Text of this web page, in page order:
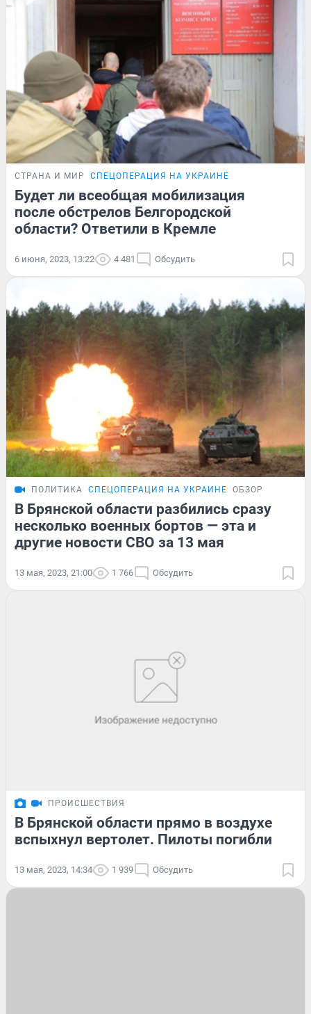
СТРАНА И МИР СПЕЦОПЕРАЦИЯ НА УКРАИНЕ
Будет ли всеобщая мобилизация
после обстрелов Белгородской
области? Ответили в Кремле
6 июня, 2023, 13:22 4 481 Обсудить
ПОЛИТИКА СПЕЦОПЕРАЦИЯ НА УКРАИНЕ ОБЗОР
В Брянской области разбились сразу
несколько военных бортов — эта и
другие новости СВО за 13 мая
13 мая, 2023, 21:00 1 766 Обсудить
ПРОИСШЕСТВИЯ
В Брянской области прямо в воздухе
вспыхнул вертолет. Пилоты погибли
13 мая, 2023, 14:34 1 939 Обсудить